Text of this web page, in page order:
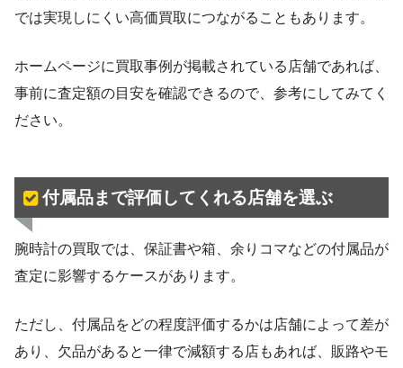
では実現しにくい高価買取につながることもあります。
ホームページに買取事例が掲載されている店舗であれば、
事前に査定額の目安を確認できるので、参考にしてみてく
ださい。
付属品まで評価してくれる店舗を選ぶ
腕時計の買取では、保証書や箱、余りコマなどの付属品が
査定に影響するケースがあります。
ただし、付属品をどの程度評価するかは店舗によって差が
あり、欠品があると一律で減額する店もあれば、販路やモ